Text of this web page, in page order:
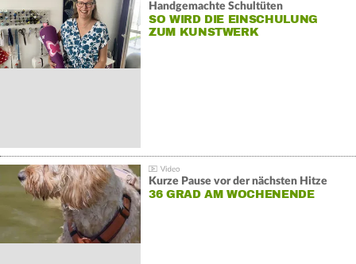
Handgemachte Schultüten
SO WIRD DIE EINSCHULUNG
ZUM KUNSTWERK
Kurze Pause vor der nächsten Hitze
36 GRAD AM WOCHENENDE